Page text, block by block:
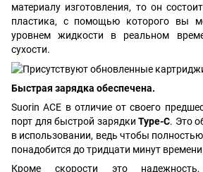
материалу изготовления, то он
пластика, с помощью которого вы
уровнем жидкости в реальном
сухости.
Быстрая зарядка обеспечена.
Suorin ACE в отличие от своего
порт для быстрой зарядкиType-C. Это
в использовании, ведь чтобы
понадобится до тридцати минут
Кроме скорости это